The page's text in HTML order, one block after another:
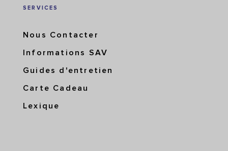
SERVICES
Nous Contacter
Informations SAV
Guides d'entretien
Carte Cadeau
Lexique